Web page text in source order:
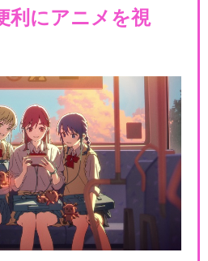
ティ
映画おしりたんてい さらば愛
しき相棒（おしり）よ
映画おしりたんてい スター・
アンド・ムーン
利にアニメを視